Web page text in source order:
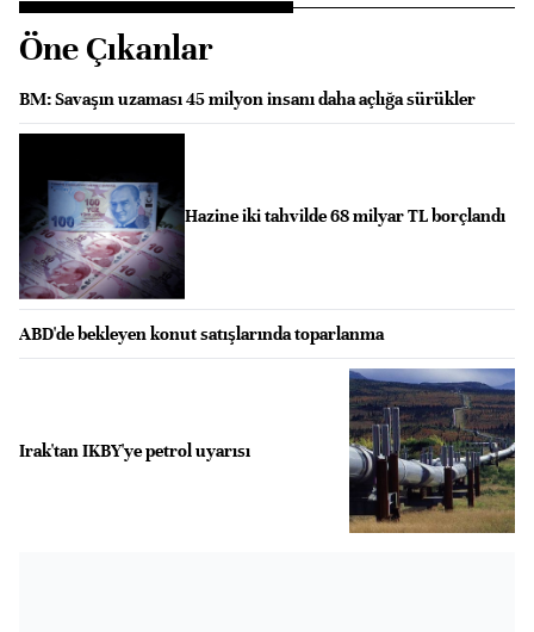
Öne Çıkanlar
BM: Savaşın uzaması 45 milyon insanı daha açlığa sürükler
Hazine iki tahvilde 68 milyar TL borçlandı
ABD'de bekleyen konut satışlarında toparlanma
Irak'tan IKBY'ye petrol uyarısı